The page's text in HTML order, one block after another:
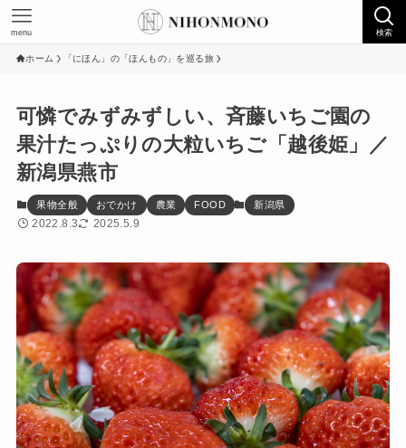
検索
menu
ホーム 「にほん」の「ほんもの」を巡る旅
可憐でみずみずしい、斉藤いちご園の
果汁たっぷりの大粒いちご「越後姫」／
新潟県燕市
果物全般 おでかけ 農業 FOOD 新潟県
2022.8.3 2025.5.9